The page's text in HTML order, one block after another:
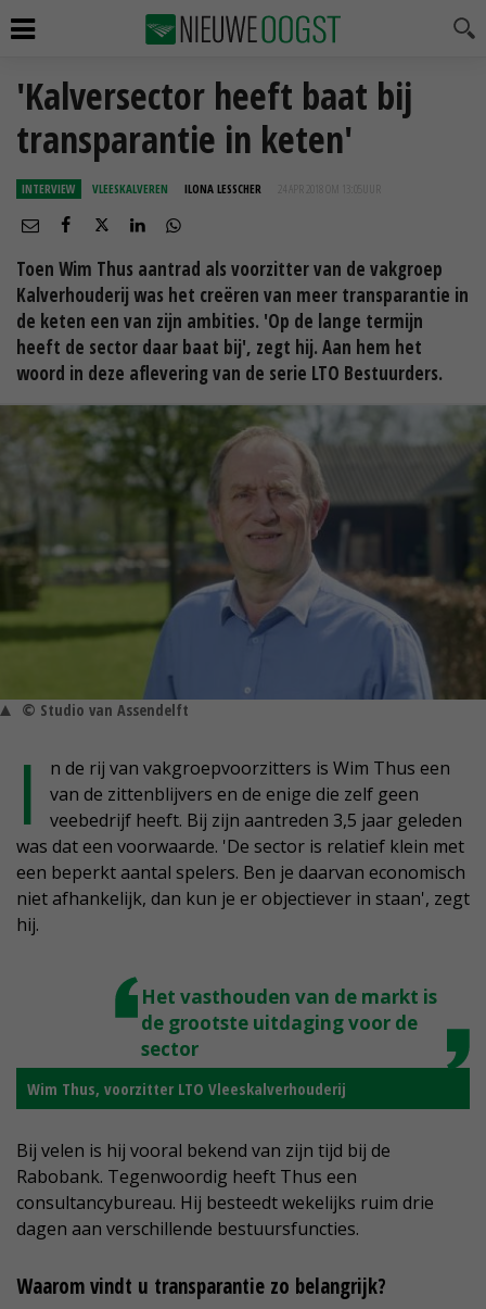
'Kalversector heeft baat bij
transparantie in keten'
INTERVIEW VLEESKALVEREN ILONA LESSCHER 24 APR 2018 OM 13:05
Toen Wim Thus aantrad als voorzitter van de vakgroep
Kalverhouderij was het creëren van meer transparantie in
de keten een van zijn ambities. 'Op de lange termijn
heeft de sector daar baat bij', zegt hij. Aan hem het
woord in deze aflevering van de serie LTO Bestuurders.
© Studio van Assendelft
I
n de rij van vakgroepvoorzitters is Wim Thus een
van de zittenblijvers en de enige die zelf geen
veebedrijf heeft. Bij zijn aantreden 3,5 jaar geleden
was dat een voorwaarde. 'De sector is relatief klein met
een beperkt aantal spelers. Ben je daarvan economisch
niet afhankelijk, dan kun je er objectiever in staan', zegt
hij.
Het vasthouden van de markt is
de grootste uitdaging voor de
sector
Wim Thus, voorzitter LTO Vleeskalverhouderij
Bij velen is hij vooral bekend van zijn tijd bij de
Rabobank. Tegenwoordig heeft Thus een
consultancybureau. Hij besteedt wekelijks ruim drie
dagen aan verschillende bestuursfuncties.
Waarom vindt u transparantie zo belangrijk?